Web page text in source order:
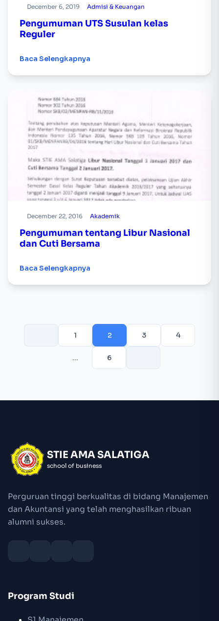
December 6, 2019 Admisi & Keuangan
Pengumuman UTS Susulan kelas
Reguler
Baca Selengkapnya
December 22, 2016 Akademik
Pengumuman tentang Libur Nasional
dan Cuti Bersama
Baca Selengkapnya
1 2 3 4
… 6
STIE AMA SALATIGA
school of business
Perguruan tinggi berkualitas di bidang Manajemen
dan Akuntansi yang telah menghasilkan ribuan
alumni sukses.
Program Studi